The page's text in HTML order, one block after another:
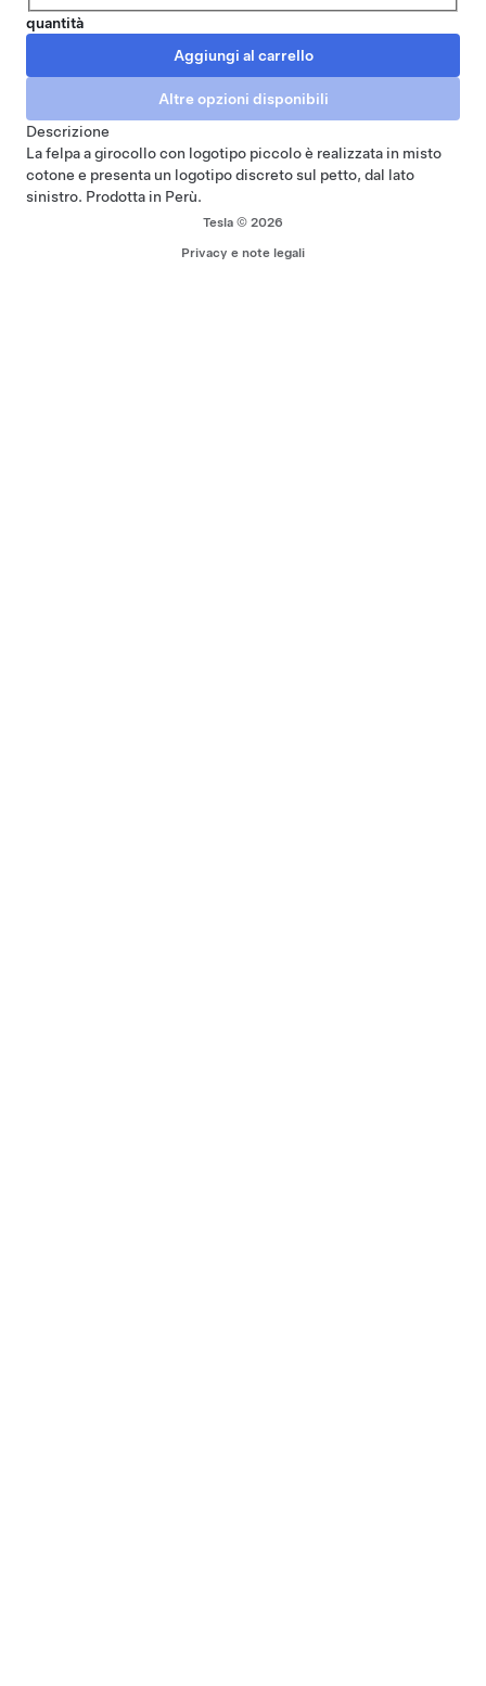
quantità
Descrizione
La felpa a girocollo con logotipo piccolo è realizzata in misto
cotone e presenta un logotipo discreto sul petto, dal lato
sinistro. Prodotta in Perù.
Tesla © 2026
Privacy e note legali